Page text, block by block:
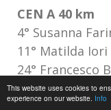
This website uses cookies to
experience on our website. Info
CEN A 40 km
4° Susanna
11° Matilda Iori
24° Francesco
Ranierofuri
35° Mirko